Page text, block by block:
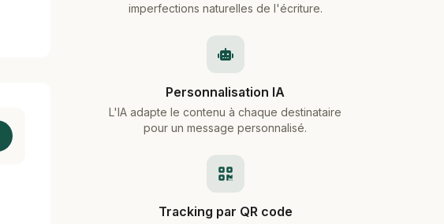
imperfections naturelles de l'écriture.
Personnalisation IA
L'IA adapte le contenu à chaque destinataire
pour un message personnalisé.
Tracking par QR code